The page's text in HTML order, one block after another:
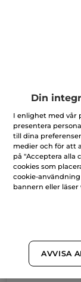
produkt(er)
Dämpa
doftljus och
produkter från
FILTRERA
Din
I enlighet med vår
presentera
till dina
medier och för att
på "Acceptera alla
cookies som
cookie-
bannern eller läser
AVVISA